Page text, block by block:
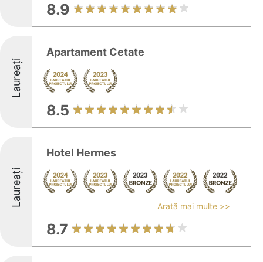
8.9
Laureați
Apartament Cetate
8.5
Laureați
Hotel Hermes
Arată mai multe >>
8.7